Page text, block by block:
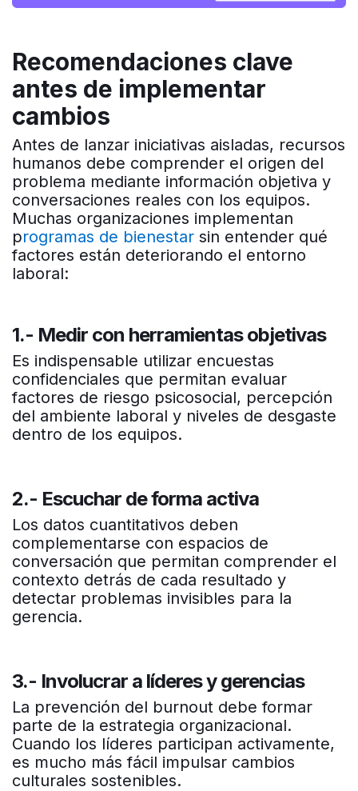
Recomendaciones clave
antes de implementar
cambios
Antes de lanzar iniciativas aisladas, recursos
humanos debe comprender el origen del
problema mediante información objetiva y
conversaciones reales con los equipos.
Muchas organizaciones implementan
programas de bienestar sin entender qué
factores están deteriorando el entorno
laboral:
1.- Medir con herramientas objetivas
Es indispensable utilizar encuestas
confidenciales que permitan evaluar
factores de riesgo psicosocial, percepción
del ambiente laboral y niveles de desgaste
dentro de los equipos.
2.- Escuchar de forma activa
Los datos cuantitativos deben
complementarse con espacios de
conversación que permitan comprender el
contexto detrás de cada resultado y
detectar problemas invisibles para la
gerencia.
3.- Involucrar a líderes y gerencias
La prevención del burnout debe formar
parte de la estrategia organizacional.
Cuando los líderes participan activamente,
es mucho más fácil impulsar cambios
culturales sostenibles.